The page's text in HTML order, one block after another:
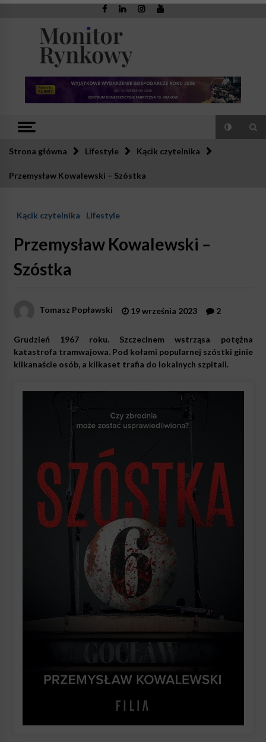
Skip
Monitor
Rynkowy
Strona główna Lifestyle Kącik czytelnika
Przemysław Kowalewski – Szóstka
Kącik czytelnika Lifestyle
Przemysław Kowalewski –
Szóstka
Tomasz Popławski 19 września 2023 2
Grudzień 1967 roku. Szczecinem wstrząsa potężna
katastrofa tramwajowa. Pod kołami popularnej szóstki ginie
kilkanaście osób, a kilkaset trafia do lokalnych szpitali.